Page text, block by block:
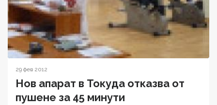
29 фев 2012
Нов апарат в Токуда отказва от
пушене за 45 минути